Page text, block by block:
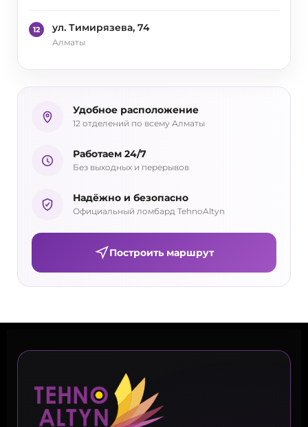
12 ул. Тимирязева, 74
Алматы
Удобное расположение
12 отделений по всему Алматы
Работаем 24/7
Без выходных и перерывов
Надёжно и безопасно
Официальный ломбард TehnoAltyn
Построить маршрут